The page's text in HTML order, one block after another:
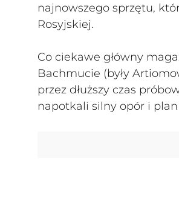
najnowszego sprzętu,
Rosyjskiej.
Co ciekawe główny
Bachmucie (były
przez dłuższy czas
napotkali silny opór i plan